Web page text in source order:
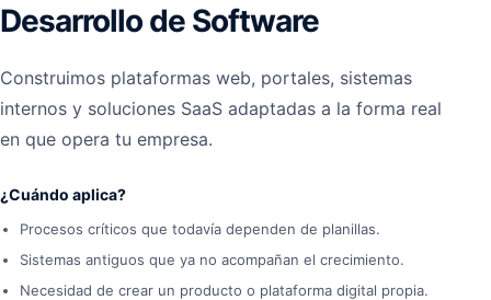
Desarrollo de Software
Construimos plataformas web, portales, sistemas
internos y soluciones SaaS adaptadas a la forma real
en que opera tu empresa.
¿Cuándo aplica?
Procesos críticos que todavía dependen de planillas.
Sistemas antiguos que ya no acompañan el crecimiento.
Necesidad de crear un producto o plataforma digital propia.